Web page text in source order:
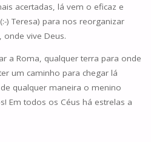
acertadas, lá vem o eficaz e
) Teresa) para nos reorganizar
vive Deus.
a Roma, qualquer terra para onde
um caminho para chegar lá
qualquer maneira o menino
Em todos os Céus há estrelas a